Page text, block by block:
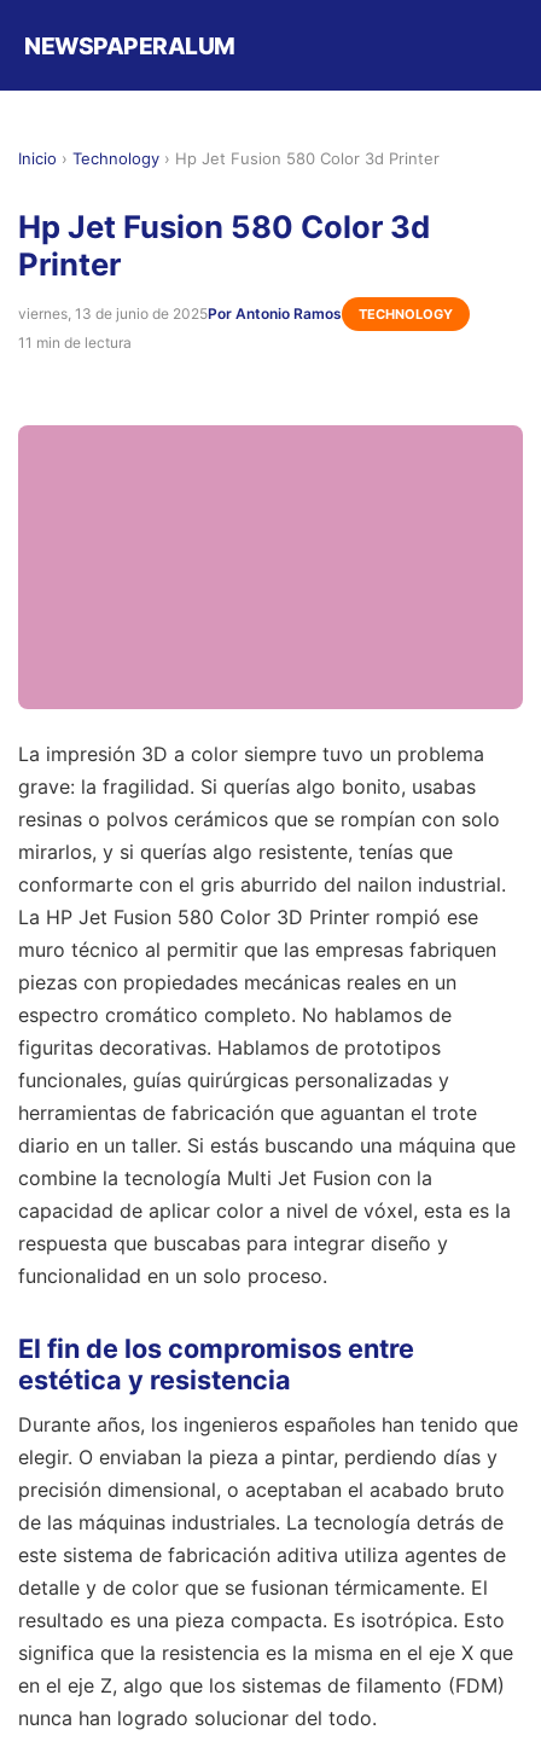
NEWSPAPERALUM
Inicio › Technology › Hp Jet Fusion 580 Color 3d Printer
Hp Jet Fusion 580 Color 3d
Printer
viernes, 13 de junio de 2025Por Antonio Ramos TECHNOLOGY
11 min de lectura
La impresión 3D a color siempre tuvo un problema
grave: la fragilidad. Si querías algo bonito, usabas
resinas o polvos cerámicos que se rompían con solo
mirarlos, y si querías algo resistente, tenías que
conformarte con el gris aburrido del nailon industrial.
La HP Jet Fusion 580 Color 3D Printer rompió ese
muro técnico al permitir que las empresas fabriquen
piezas con propiedades mecánicas reales en un
espectro cromático completo. No hablamos de
figuritas decorativas. Hablamos de prototipos
funcionales, guías quirúrgicas personalizadas y
herramientas de fabricación que aguantan el trote
diario en un taller. Si estás buscando una máquina que
combine la tecnología Multi Jet Fusion con la
capacidad de aplicar color a nivel de vóxel, esta es la
respuesta que buscabas para integrar diseño y
funcionalidad en un solo proceso.
El fin de los compromisos entre
estética y resistencia
Durante años, los ingenieros españoles han tenido que
elegir. O enviaban la pieza a pintar, perdiendo días y
precisión dimensional, o aceptaban el acabado bruto
de las máquinas industriales. La tecnología detrás de
este sistema de fabricación aditiva utiliza agentes de
detalle y de color que se fusionan térmicamente. El
resultado es una pieza compacta. Es isotrópica. Esto
significa que la resistencia es la misma en el eje X que
en el eje Z, algo que los sistemas de filamento (FDM)
nunca han logrado solucionar del todo.